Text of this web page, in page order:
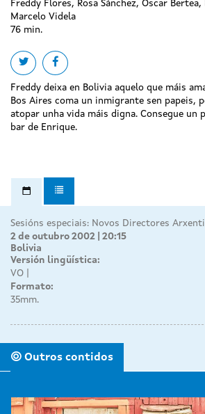
Freddy Flores, Rosa Sánchez, Óscar
Marcelo Videla
76 min.
Share on twitter
Share on facebook
Freddy deixa en Bolivia aquelo que máis
Bos Aires coma un inmigrante sen papeis,
atopar unha vida máis digna. Consegue un
bar de Enrique.
Sesións especiais: Novos Directores
2 de outubro 2002 | 20:15
Bolivia
Versión lingüística:
VO
Formato:
35mm.
Outros contidos